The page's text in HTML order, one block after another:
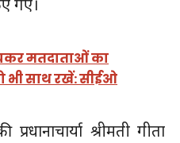
गए।
मतदाताओं का
भी साथ रखें: सीईओ
श्रीमती गीता